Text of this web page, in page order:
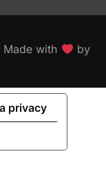
Made with
by
privacy